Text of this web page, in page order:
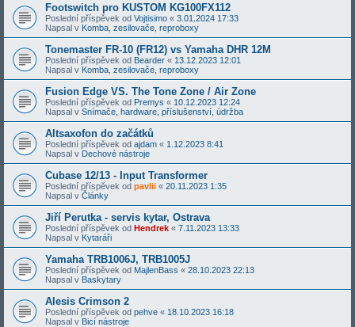
Footswitch pro KUSTOM KG100FX112
Poslední příspěvek od Vojtisimo « 3.01.2024 17:33
Napsal v Komba, zesilovače, reproboxy
Tonemaster FR-10 (FR12) vs Yamaha DHR 12M
Poslední příspěvek od Bearder « 13.12.2023 12:01
Napsal v Komba, zesilovače, reproboxy
Fusion Edge VS. The Tone Zone / Air Zone
Poslední příspěvek od Premys « 10.12.2023 12:24
Napsal v Snímače, hardware, příslušenství, údržba
Altsaxofon do začátků
Poslední příspěvek od ajdam « 1.12.2023 8:41
Napsal v Dechové nástroje
Cubase 12/13 - Input Transformer
Poslední příspěvek od pavlii « 20.11.2023 1:35
Napsal v Články
Jiří Perutka - servis kytar, Ostrava
Poslední příspěvek od Hendrek « 7.11.2023 13:33
Napsal v Kytaráři
Yamaha TRB1006J, TRB1005J
Poslední příspěvek od MajlenBass « 28.10.2023 22:13
Napsal v Baskytary
Alesis Crimson 2
Poslední příspěvek od pehve « 18.10.2023 16:18
Napsal v Bicí nástroje